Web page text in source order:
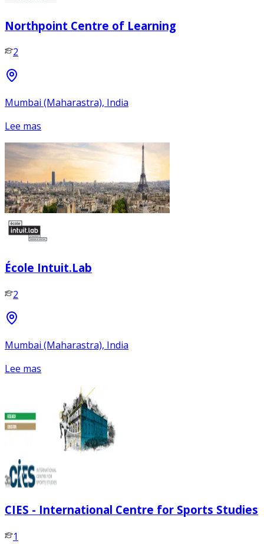
Northpoint Centre of Learning
2
Mumbai (Maharastra), India
Lee mas
École Intuit.Lab
2
Mumbai (Maharastra), India
Lee mas
CIES - International Centre for Sports Studies
1